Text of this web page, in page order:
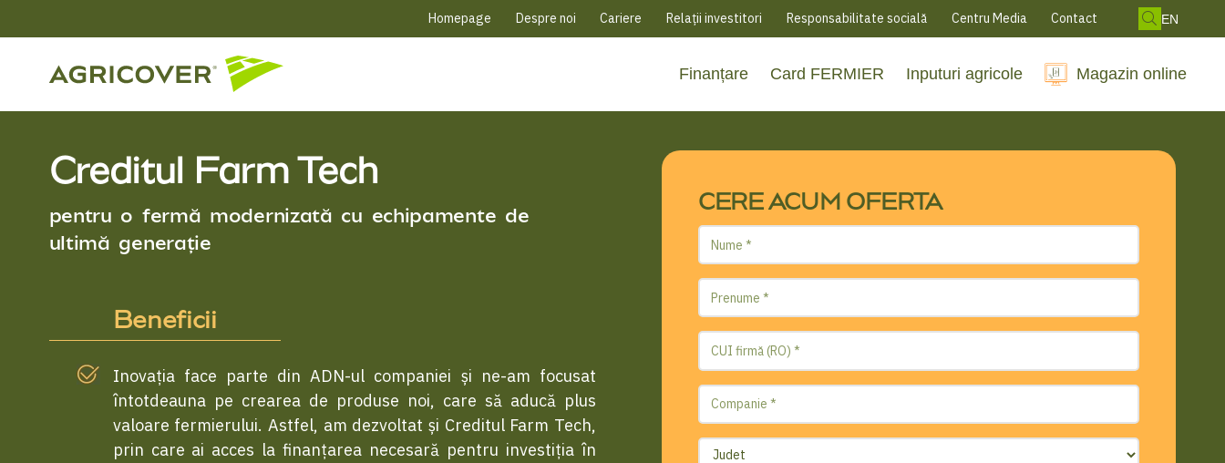
Homepage Despre noi Cariere Relații investitori Responsabilitate socială Centru Media Contact EN
Finanțare Card FERMIER Inputuri agricole Magazin online
Creditul Farm Tech
pentru o fermă modernizată cu echipamente de
ultimă generație
Beneficii
Inovația face parte din ADN-ul companiei și ne-am focusat
întotdeauna pe crearea de produse noi, care să aducă plus
valoare fermierului. Astfel, am dezvoltat și Creditul Farm Tech,
prin care ai acces la finanțarea necesară pentru investiția în
CERE ACUM OFERTA